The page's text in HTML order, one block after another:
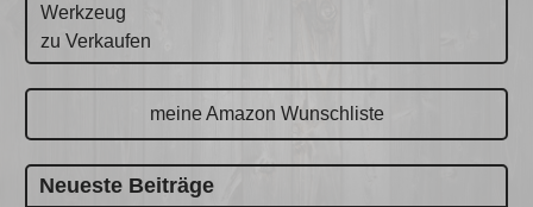
Werkzeug
zu Verkaufen
meine Amazon Wunschliste
Neueste Beiträge